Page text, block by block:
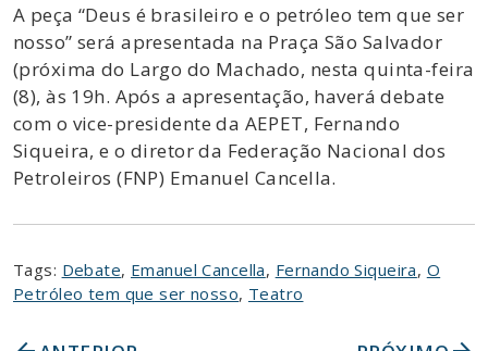
A peça “Deus é brasileiro e o petróleo tem que ser
nosso” será apresentada na Praça São Salvador
(próxima do Largo do Machado, nesta quinta-feira
(8), às 19h. Após a apresentação, haverá debate
com o vice-presidente da AEPET, Fernando
Siqueira, e o diretor da Federação Nacional dos
Petroleiros (FNP) Emanuel Cancella.
Tags: Debate, Emanuel Cancella, Fernando Siqueira, O
Petróleo tem que ser nosso, Teatro